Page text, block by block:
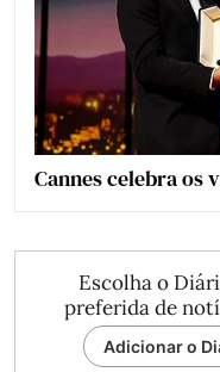
Cannes celebra os
Escolha o
preferida de
Adicionar o